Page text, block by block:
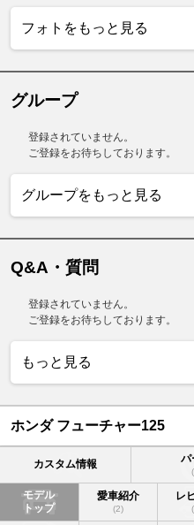
フォトをもっと見る
グループ
登録されていません。
ご登録をお待ちしております。
グループをもっと見る
Q&A・質問
登録されていません。
ご登録をお待ちしております。
もっと見る
ホンダ フューチャー125
カスタム情報 パ
モデル
トップ
愛車紹介
(2)
レ